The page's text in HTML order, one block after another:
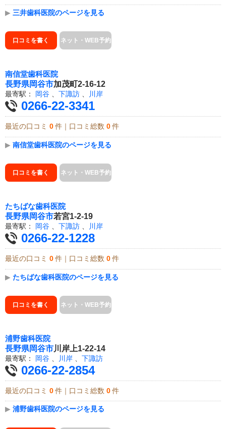
▶ 三井歯科医院のページを見る
口コミを書く ネット・WEB予約
南信堂歯科医院
長野県岡谷市加茂町2-16-12
最寄駅： 岡谷 下諏訪 川岸
0266-22-3341
最近の口コミ 0 件｜口コミ総数 0 件
▶ 南信堂歯科医院のページを見る
口コミを書く ネット・WEB予約
たちばな歯科医院
長野県岡谷市若宮1-2-19
最寄駅： 岡谷 下諏訪 川岸
0266-22-1228
最近の口コミ 0 件｜口コミ総数 0 件
▶ たちばな歯科医院のページを見る
口コミを書く ネット・WEB予約
浦野歯科医院
長野県岡谷市川岸上1-22-14
最寄駅： 岡谷 川岸 下諏訪
0266-22-2854
最近の口コミ 0 件｜口コミ総数 0 件
▶ 浦野歯科医院のページを見る